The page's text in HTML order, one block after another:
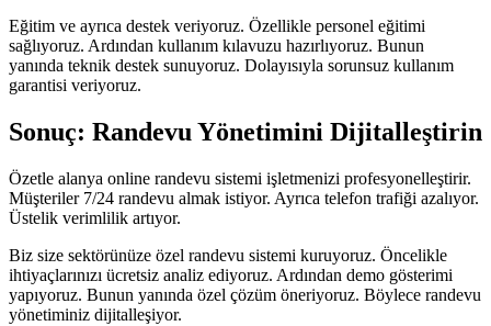
Eğitim ve ayrıca destek veriyoruz. Özellikle personel eğitimi
sağlıyoruz. Ardından kullanım kılavuzu hazırlıyoruz. Bunun
yanında teknik destek sunuyoruz. Dolayısıyla sorunsuz kullanım
garantisi veriyoruz.
Sonuç: Randevu Yönetimini Dijitalleştirin
Özetle alanya online randevu sistemi işletmenizi profesyonelleştirir.
Müşteriler 7/24 randevu almak istiyor. Ayrıca telefon trafiği azalıyor.
Üstelik verimlilik artıyor.
Biz size sektörünüze özel randevu sistemi kuruyoruz. Öncelikle
ihtiyaçlarınızı ücretsiz analiz ediyoruz. Ardından demo gösterimi
yapıyoruz. Bunun yanında özel çözüm öneriyoruz. Böylece randevu
yönetiminiz dijitalleşiyor.